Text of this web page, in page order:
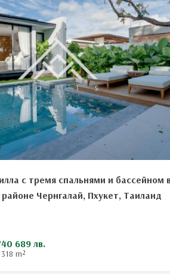
с тремя спальнями и бассейном
Чернгалай, Пхукет, Таиланд
689 лв.
318 m²